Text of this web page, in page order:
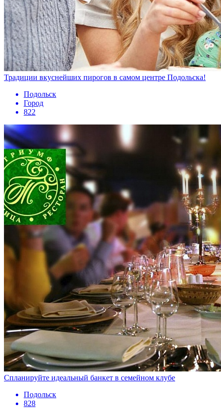
Традиции вкуснейших пирогов в самом центре Подольска!
Подольск
Город
822
Спланируйте идеальный банкет в семейном клубе
Подольск
828